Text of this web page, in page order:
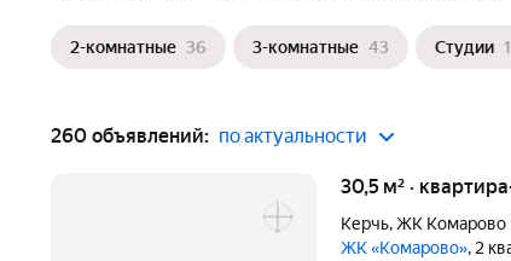
2-комнатные 36 3-комнатные 43 Студии
260 объявлений: по актуальности
30,5 м² ·
Керчь,ЖК Комарово
ЖК «Комарово», 2